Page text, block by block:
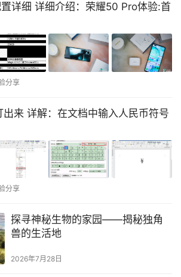
详细 详细介绍：荣耀50 Pro体验:首
分享
出来 详解：在文档中输入人民币符号
分享
探寻神秘生物的家园——揭秘独角
兽的生活地
2026年7月28日